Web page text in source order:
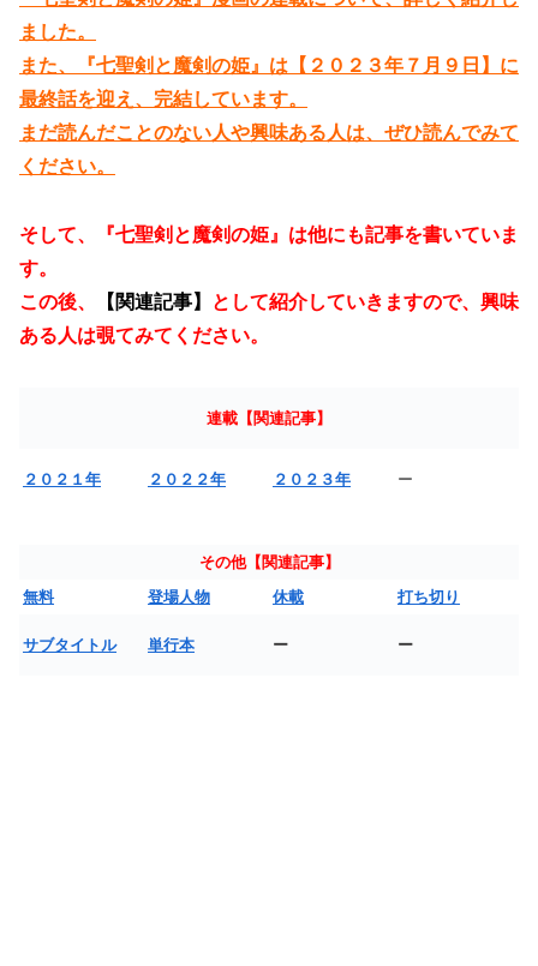
ました。
また、『七聖剣と魔剣の姫』は【２０２３年７月９日】に
最終話を迎え、完結しています。
まだ読んだことのない人や興味ある人は、ぜひ読んでみて
ください。
そして、『七聖剣と魔剣の姫』は他にも記事を書いていま
す。
この後、
【関連記事】
として紹介していきますので、興味
ある人は覗てみてください。
連載【関連記事】
２０２１年 ２０２２年 ２０２３年 ー
その他【関連記事】
無料
登場人物 休載 打ち切り
サブタイトル 単行本 ー ー